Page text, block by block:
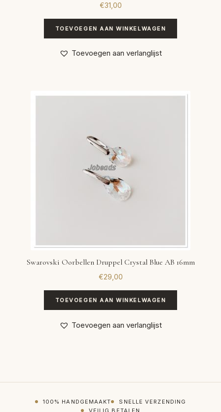
€31,00
TOEVOEGEN AAN WINKELWAGEN
Toevoegen aan verlanglijst
Swarovski Oorbellen Druppel Crystal Blue AB 16mm
€29,00
TOEVOEGEN AAN WINKELWAGEN
Toevoegen aan verlanglijst
100% HANDGEMAAKT
SNELLE VERZENDING
VEILIG BETALEN